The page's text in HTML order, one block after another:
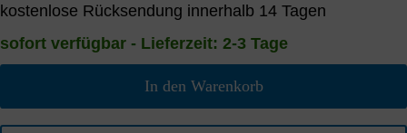
kostenlose Rücksendung innerhalb 14 Tagen
sofort verfügbar - Lieferzeit: 2-3 Tage
In den Warenkorb